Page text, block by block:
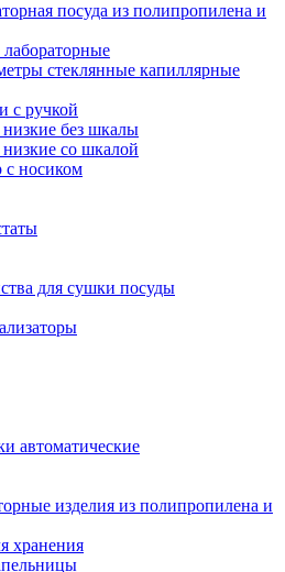
посуда из полипропилена и
стеклянные капиллярные
с ручкой
без шкалы
со шкалой
носиком
для сушки посуды
автоматические
изделия из полипропилена и
хранения